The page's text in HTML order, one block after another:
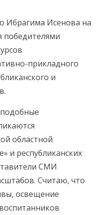
Ибрагима Исенова на
победителями
прикладного
и
областной
и республиканских
СМИ
Считаю, что
освещение